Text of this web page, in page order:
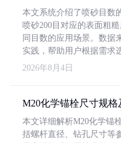
本文系统介绍了喷砂目数
喷砂200目对应的表面粗
同目数的应用场景。数据
实践，帮助用户根据需求
2026年8月4日
M20化学锚栓尺寸规
本文详细解析M20化学锚
括螺杆直径、钻孔尺寸等